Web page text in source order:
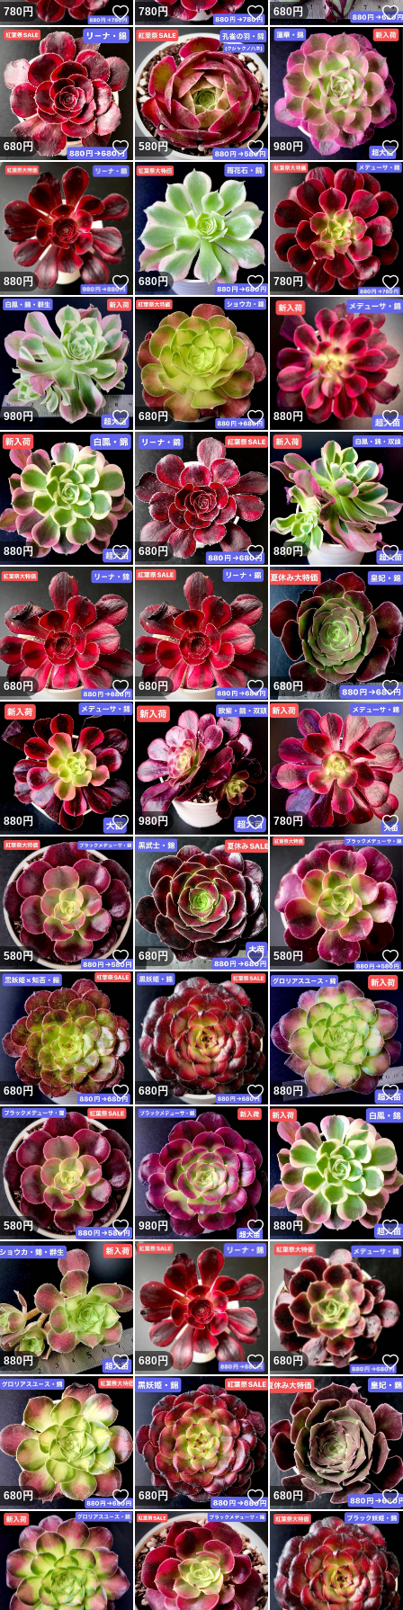
★気持ちの良いお取引になる様に心がけますので宜しくお
願いします^_^
#多肉植物
#韓国苗
#エケベリア
#カット苗
780円 いいね！
780円 いいね！
680円
680円 いいね！
580円 いいね！
980円
880円 いいね！
680円 いいね！
780円
980円 いいね！
680円 いいね！
880円
880円 いいね！
680円 いいね！
880円
680円 いいね！
680円 いいね！
680円
880円 いいね！
980円 いいね！
780円
580円 いいね！
680円 いいね！
580円
680円 いいね！
680円 いいね！
880円
580円 いいね！
980円 いいね！
880円
880円 いいね！
680円 いいね！
680円
680円 いいね！
680円 いいね！
680円